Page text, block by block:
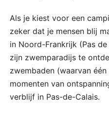
Als je kiest voor een
zeker dat je mensen blij
in Noord-Frankrijk (Pas
zijn zwemparadijs te
zwembaden (waarvan
momenten van
verblijf in Pas-de-Calais.